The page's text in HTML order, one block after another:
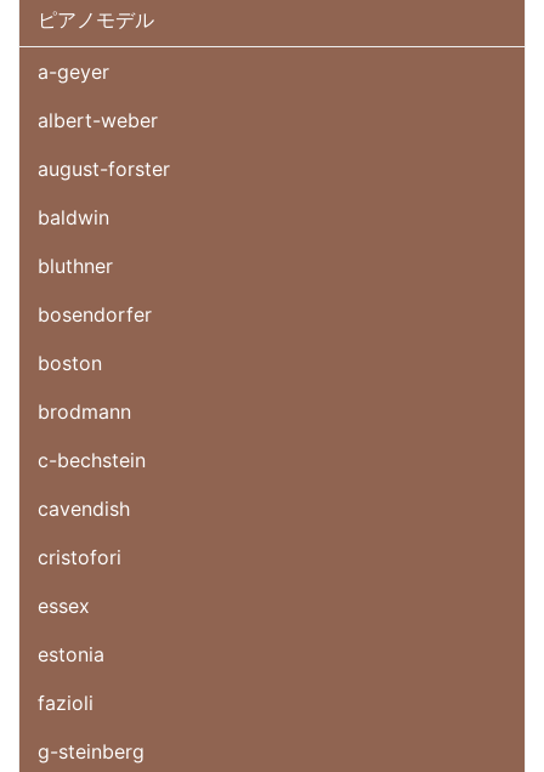
ピアノモデル
a-geyer
albert-weber
august-forster
baldwin
bluthner
bosendorfer
boston
brodmann
c-bechstein
cavendish
cristofori
essex
estonia
fazioli
g-steinberg